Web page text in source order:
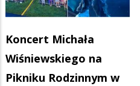
Koncert Michała
Wiśniewskiego na
Pikniku Rodzinnym w